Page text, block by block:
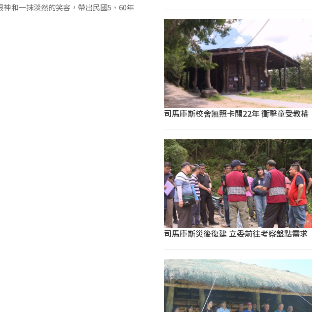
和一抹淡然的笑容，帶出民國5、60年
司馬庫斯校舍無照卡關22年 衝擊童受教權
司馬庫斯災後復建 立委前往考察盤點需求